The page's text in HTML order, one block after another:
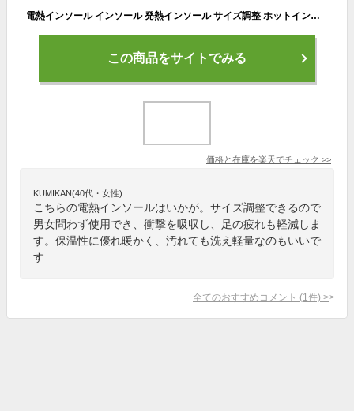
電熱インソール インソール 発熱インソール サイズ調整 ホットインソール ヒートインソール フットウォーマー 中敷き USB充電 電熱 衝撃吸収 パッド 防寒 保温 洗える 軽量 暖かい オフィス 通勤 登山 アウトドア 男女兼用 プレゼント (二足で800円OFF)
この商品をサイトでみる
価格と在庫を楽天でチェック >>
KUMIKAN(40代・女性)
こちらの電熱インソールはいかが。サイズ調整できるので
男女問わず使用でき、衝撃を吸収し、足の疲れも軽減しま
す。保温性に優れ暖かく、汚れても洗え軽量なのもいいで
す
全てのおすすめコメント (1 件) >